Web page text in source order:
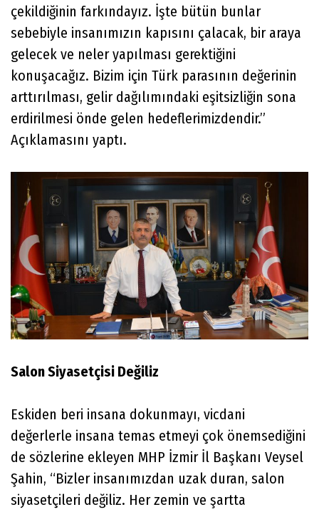
çekildiğinin farkındayız. İşte bütün bunlar
sebebiyle insanımızın kapısını çalacak, bir araya
gelecek ve neler yapılması gerektiğini
konuşacağız. Bizim için Türk parasının değerinin
arttırılması, gelir dağılımındaki eşitsizliğin sona
erdirilmesi önde gelen hedeflerimizdendir.”
Açıklamasını yaptı.
Salon Siyasetçisi Değiliz
Eskiden beri insana dokunmayı, vicdani
değerlerle insana temas etmeyi çok önemsediğini
de sözlerine ekleyen MHP İzmir İl Başkanı Veysel
Şahin, “Bizler insanımızdan uzak duran, salon
siyasetçileri değiliz. Her zemin ve şartta